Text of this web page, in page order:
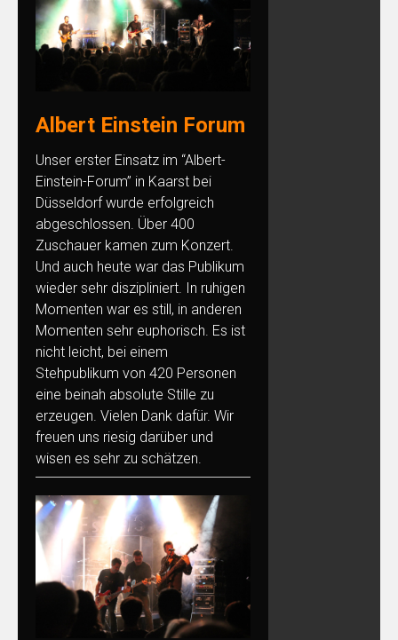
Albert Einstein Forum
Unser erster Einsatz im “Albert-
Einstein-Forum” in Kaarst bei
Düsseldorf wurde erfolgreich
abgeschlossen. Über 400
Zuschauer kamen zum Konzert.
Und auch heute war das Publikum
wieder sehr diszipliniert. In ruhigen
Momenten war es still, in anderen
Momenten sehr euphorisch. Es ist
nicht leicht, bei einem
Stehpublikum von 420 Personen
eine beinah absolute Stille zu
erzeugen. Vielen Dank dafür. Wir
freuen uns riesig darüber und
wisen es sehr zu schätzen.